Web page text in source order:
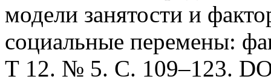
модели занятости и
социальные перемены:
Т 12. № 5. С. 109–123.